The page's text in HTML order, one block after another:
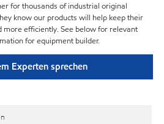
for thousands of industrial original
know our products will help keep their
more efficiently. See below for relevant
for equipment builder.
Experten sprechen